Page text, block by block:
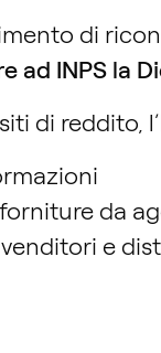
di
ad INPS la
di reddito,
da
e